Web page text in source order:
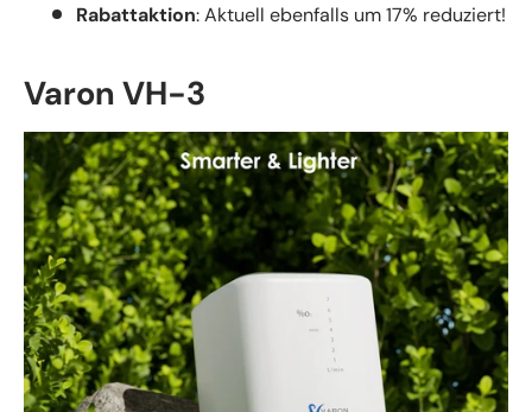
Rabattaktion: Aktuell ebenfalls um 17% reduziert!
Varon VH-3